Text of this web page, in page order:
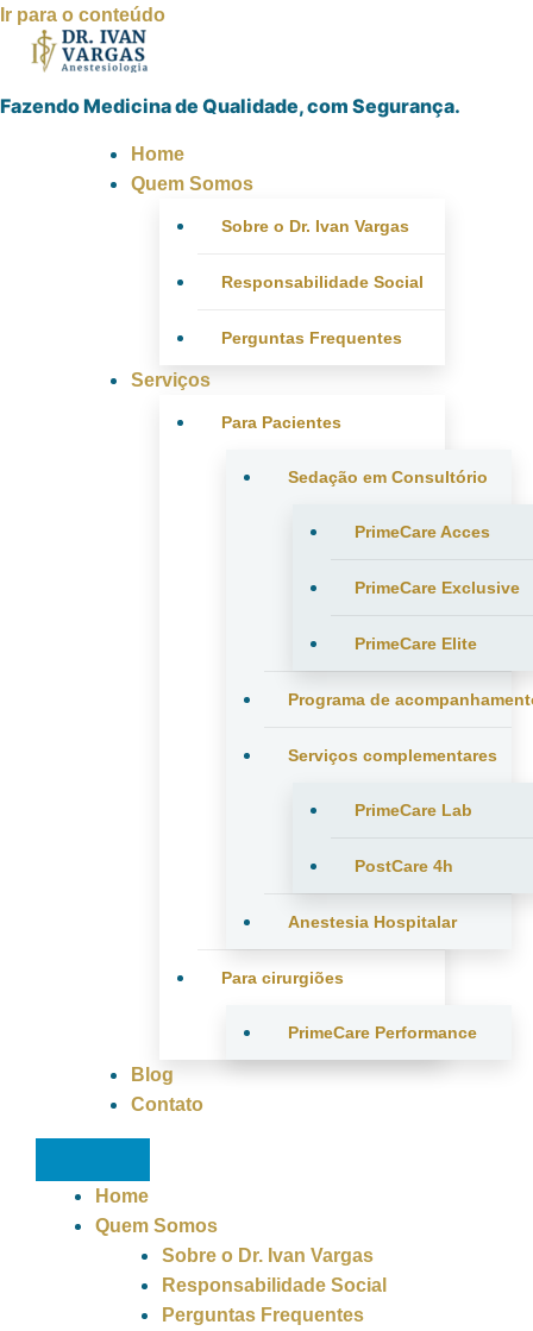
Ir para o conteúdo
Fazendo Medicina de Qualidade, com Segurança.
Home
Quem Somos
Sobre o Dr. Ivan Vargas
Responsabilidade Social
Perguntas Frequentes
Serviços
Para Pacientes
Sedação em Consultório
PrimeCare Acces
PrimeCare Exclusive
PrimeCare Elite
Programa de
Serviços complementares
PrimeCare Lab
PostCare 4h
Anestesia Hospitalar
Para cirurgiões
PrimeCare Performance
Blog
Contato
Home
Quem Somos
Sobre o Dr. Ivan Vargas
Responsabilidade Social
Perguntas Frequentes